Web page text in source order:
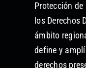
Protección
los Derechos
ámbito
define y
derechos